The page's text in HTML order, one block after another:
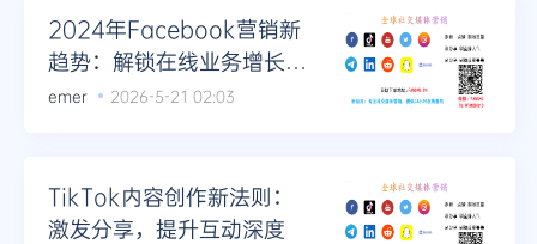
2024年Facebook营销新
趋势：解锁在线业务增长密
钥
emer 2026-5-21 02:03
TikTok内容创作新法则：
激发分享，提升互动深度